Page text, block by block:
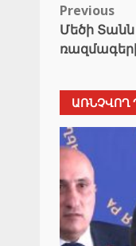
Post
Previous
Մեծի
ԱՌՆՉՎՈՂ